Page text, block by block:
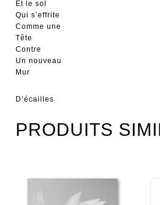
Et le sol
Qui s’effrite
Comme une
Tête
Contre
Un nouveau
Mur
D’écailles
PRODUITS